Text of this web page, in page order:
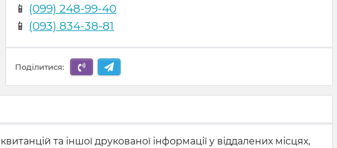
📱 (099) 248-99-40
📱 (093) 834-38-81
Поділитися:
та іншої друкованої інформації у віддалених місцях,